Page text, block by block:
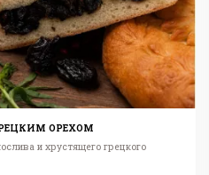
ОРЕХОМ
и хрустящего грецкого